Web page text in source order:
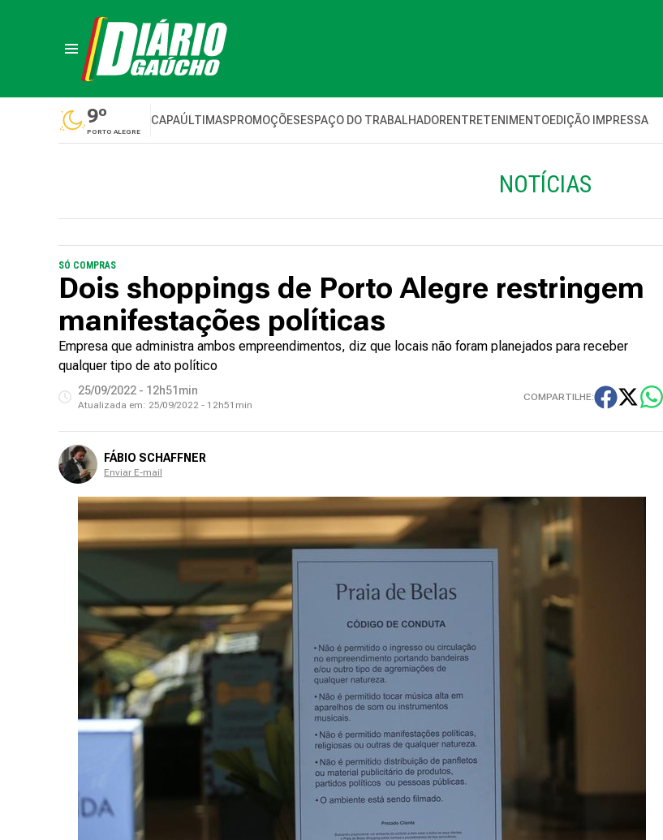
9º
PORTO ALEGRE
CAPAÚLTIMASPROMOÇÕESESPAÇO DO TRABALHADORENTRETENIMENTOEDIÇÃO IMPRESSA
NOTÍCIAS
SÓ COMPRAS
Dois shoppings de Porto Alegre restringem
manifestações políticas
Empresa que administra ambos empreendimentos, diz que locais não foram planejados para receber
qualquer tipo de ato político
25/09/2022 - 12h51min
Atualizada em: 25/09/2022 - 12h51min
COMPARTILHE:
FÁBIO SCHAFFNER
Enviar E-mail